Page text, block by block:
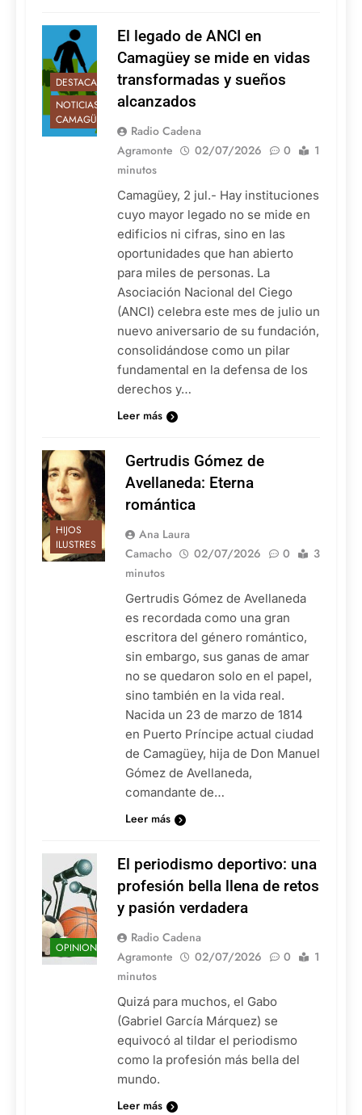
DESTACADAS
NOTICIAS DE
CAMAGÜEY
El legado de ANCI en
Camagüey se mide en vidas
transformadas y sueños
alcanzados
Radio Cadena
Agramonte
02/07/2026 0
1
minutos
Camagüey, 2 jul.- Hay instituciones
cuyo mayor legado no se mide en
edificios ni cifras, sino en las
oportunidades que han abierto
para miles de personas. La
Asociación Nacional del Ciego
(ANCI) celebra este mes de julio un
nuevo aniversario de su fundación,
consolidándose como un pilar
fundamental en la defensa de los
derechos y…
Leer más
HIJOS
ILUSTRES
Gertrudis Gómez de
Avellaneda: Eterna
romántica
Ana Laura
Camacho
02/07/2026 0
3
minutos
Gertrudis Gómez de Avellaneda
es recordada como una gran
escritora del género romántico,
sin embargo, sus ganas de amar
no se quedaron solo en el papel,
sino también en la vida real.
Nacida un 23 de marzo de 1814
en Puerto Príncipe actual ciudad
de Camagüey, hija de Don Manuel
Gómez de Avellaneda,
comandante de…
Leer más
OPINION
El periodismo deportivo: una
profesión bella llena de retos
y pasión verdadera
Radio Cadena
Agramonte
02/07/2026 0
1
minutos
Quizá para muchos, el Gabo
(Gabriel García Márquez) se
equivocó al tildar el periodismo
como la profesión más bella del
mundo.
Leer más